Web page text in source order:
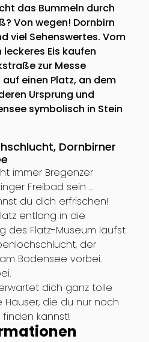
das Bummeln durch
Von wegen! Dornbirn
viel Sehenswertes. Vom
Eis kaufen
zur Messe
einen Platz, an dem
Ursprung und
symbolisch in Stein
Dornbirner
immer Bregenzer
Freibad sein ...
du dich erfrischen!
entlang in die
des Flatz-Museum läufst
der
Bodensee vorbei.
dich ganz tolle
die du nur noch
finden kannst!